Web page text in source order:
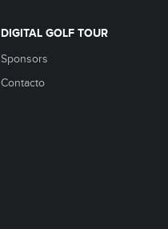
DIGITAL GOLF TOUR
Sponsors
Contacto